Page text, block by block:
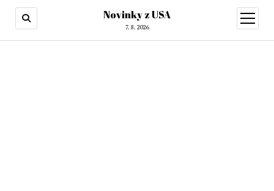
Novinky z USA
7. 8. 2026
otevřít
menu